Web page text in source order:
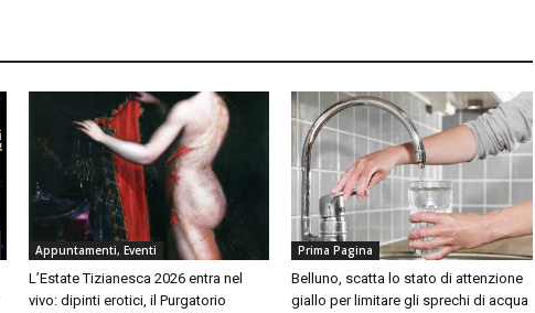
Appuntamenti, Eventi
L’Estate Tizianesca 2026 entra nel
vivo: dipinti erotici, il Purgatorio
Prima Pagina
Belluno, scatta lo stato di attenzione
giallo per limitare gli sprechi di acqua